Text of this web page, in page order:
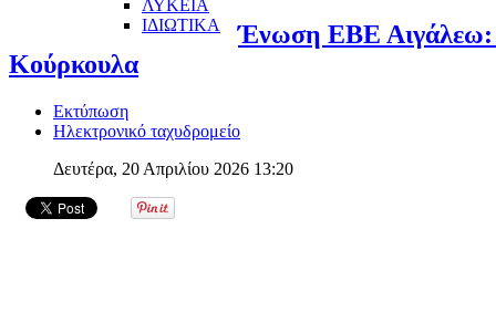
ΛΥΚΕΙΑ
ΙΔΙΩΤΙΚΑ
Ένωση ΕΒΕ Αιγάλεω:
Κούρκουλα
Εκτύπωση
Ηλεκτρονικό ταχυδρομείο
Δευτέρα, 20 Απριλίου 2026 13:20